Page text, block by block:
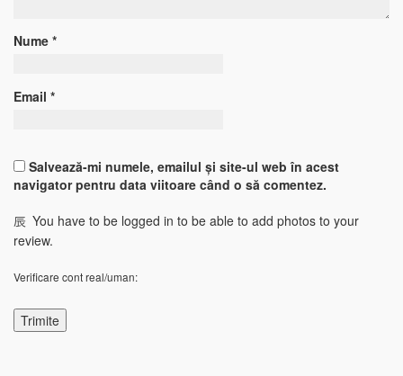
Nume *
Email *
Salvează-mi numele, emailul și site-ul web în acest
navigator pentru data viitoare când o să comentez.
You have to be logged in to be able to add photos to your
review.
Verificare cont real/uman: